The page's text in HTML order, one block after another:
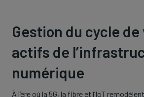
Gestion du cycle de
actifs de
numérique
À l’ère où la 5G, la fibre et l’IoT